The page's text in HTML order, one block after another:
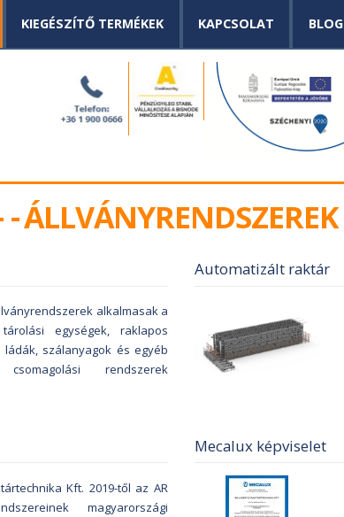
KIEGÉSZÍTŐ TERMÉKEK KAPCSOLAT BLOG
ÁLLVÁNYRENDSZEREK
alkalmasak a
egységek, raklapos
szálanyagok és egyéb
rendszerek
Automatizált raktár
Kft. 2019-től az AR
magyarországi
Mecalux képviselet